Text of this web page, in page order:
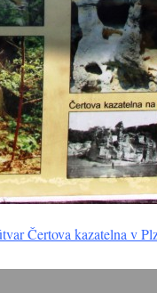
Čertova kazatelna v